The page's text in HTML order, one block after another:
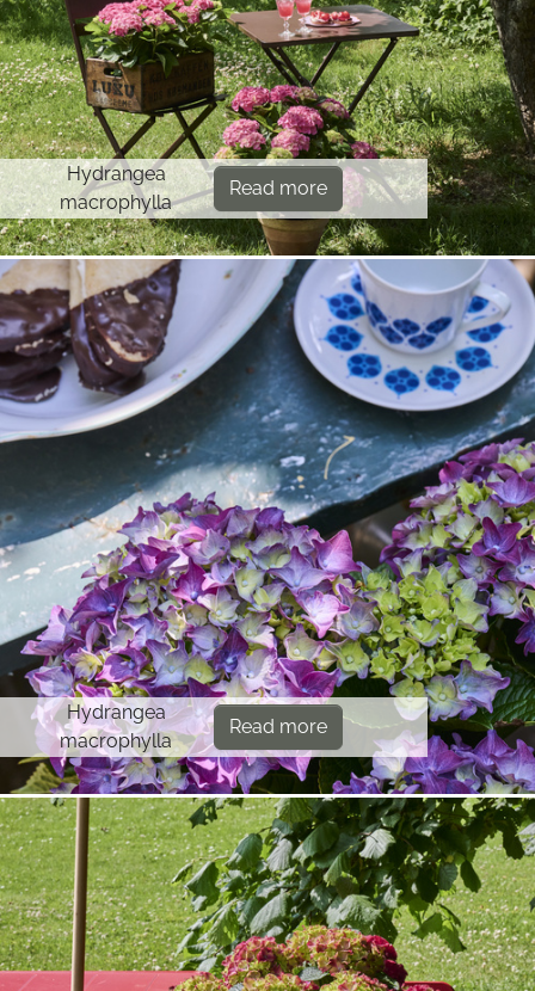
Hydrangea
macrophylla
Read more
Hydrangea
macrophylla
Read more